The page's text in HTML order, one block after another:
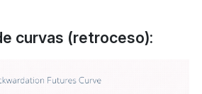
curvas (retroceso):